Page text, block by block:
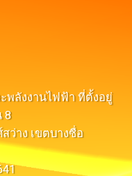
พลังงานไฟฟ้า ที่ตั้งอยู่
8
ว่าง เขตบางซื่อ